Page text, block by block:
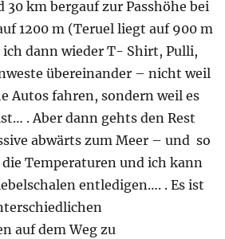
30 km bergauf zur Passhöhe bei
1200 m (Teruel liegt auf 900 m
ich dann wieder T- Shirt, Pulli,
übereinander – nicht weil
Autos fahren, sondern weil es
. Aber dann gehts den Rest
abwärts zum Meer – und so
Temperaturen und ich kann
entledigen…. . Es ist
auf dem Weg zu